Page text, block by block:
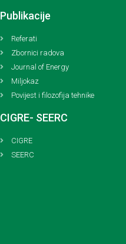
Publikacije
Referati
Zbornici radova
Journal of Energy
Miljokaz
Povijest i filozofija tehnike
CIGRE- SEERC
CIGRE
SEERC